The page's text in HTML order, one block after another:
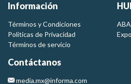
Información
Términos y Condiciones
Politicas de Privacidad
Términos de servicio
Contáctanos
media.mx@informa.com